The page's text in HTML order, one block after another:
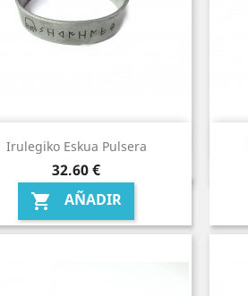
Irulegiko Eskua Pulsera
Precio
32,60 €
 AÑADIR